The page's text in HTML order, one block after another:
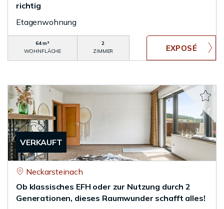
richtig
Etagenwohnung
64 m²
WOHNFLÄCHE
2
ZIMMER
VERKAUFT
Neckarsteinach
Ob klassisches EFH oder zur Nutzung durch 2
Generationen, dieses Raumwunder schafft alles!